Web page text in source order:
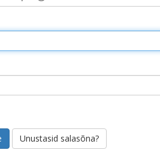
Unustasid salasõna?